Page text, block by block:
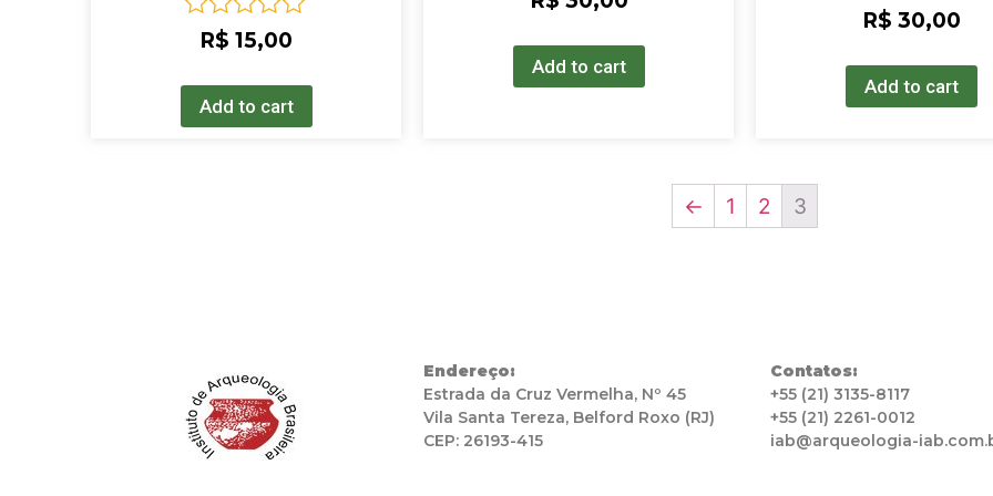
Rated
out
of
5
R$ 15,00
Add to cart
out
of
5
Add to cart
Rated
out
of
5
R$ 30,00
Add to cart
← 1 2 3
Endereço:
Estrada da Cruz Vermelha, Nº 45
Vila Santa Tereza, Belford Roxo (RJ)
CEP: 26193-415
Contatos:
+55 (21) 3135-8117
+55 (21) 2261-0012
iab@arqueologia-